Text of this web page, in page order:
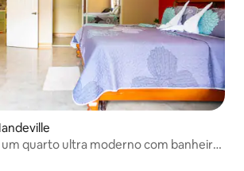
quarto ultra moderno com banheira